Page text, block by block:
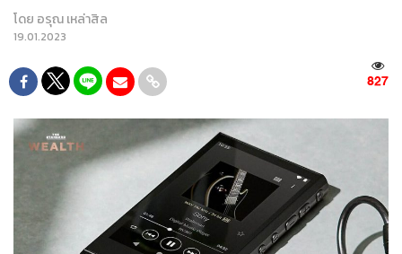
โดย อรุณ เหล่าสิล
19.01.2023
827